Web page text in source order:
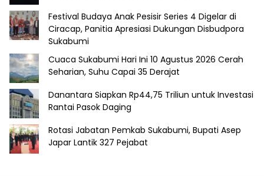
Festival Budaya Anak Pesisir Series 4 Digelar di
Ciracap, Panitia Apresiasi Dukungan Disbudpora
Sukabumi
Cuaca Sukabumi Hari Ini 10 Agustus 2026 Cerah
Seharian, Suhu Capai 35 Derajat
Danantara Siapkan Rp44,75 Triliun untuk Investasi
Rantai Pasok Daging
Rotasi Jabatan Pemkab Sukabumi, Bupati Asep
Japar Lantik 327 Pejabat